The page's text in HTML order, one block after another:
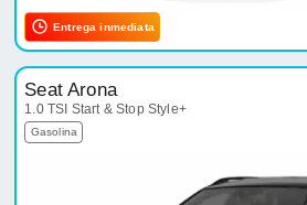
Entrega inmediata
Seat Arona
1.0 TSI Start & Stop Style+
Gasolina